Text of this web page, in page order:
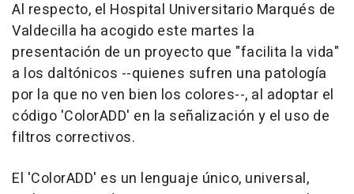
Al respecto, el Hospital Universitario Marqués de
Valdecilla ha acogido este martes la
presentación de un proyecto que "facilita la vida"
a los daltónicos --quienes sufren una patología
por la que no ven bien los colores--, al adoptar el
código 'ColorADD' en la señalización y el uso de
filtros correctivos.
El 'ColorADD' es un lenguaje único, universal,